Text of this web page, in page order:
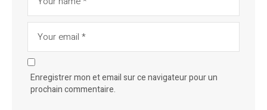
Enregistrer mon et email sur ce navigateur pour un
prochain commentaire.